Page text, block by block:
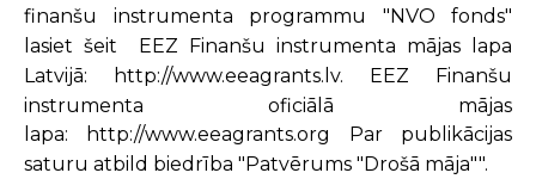
finanšu instrumenta programmu "NVO fonds"
lasiet šeit
EEZ Finanšu instrumenta mājas lapa
Latvijā:
http://www.eeagrants.lv. EEZ Finanšu
instrumenta oficiālā mājas
lapa:
http://www.eeagrants.org
Par publikācijas
saturu atbild biedrība "Patvērums "Drošā māja"".